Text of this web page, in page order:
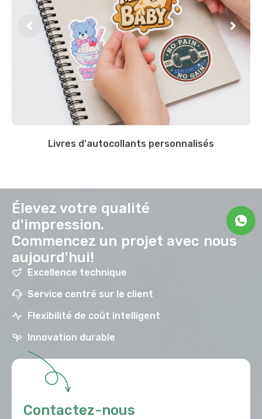
Livres d'autocollants personnalisés
Élevez votre qualité
d'impression.
Commencez un projet avec nous
aujourd'hui!
Excellence technique
Service centré sur le client
Flexibilité de coût intelligent
Innovation durable
Contactez-nous